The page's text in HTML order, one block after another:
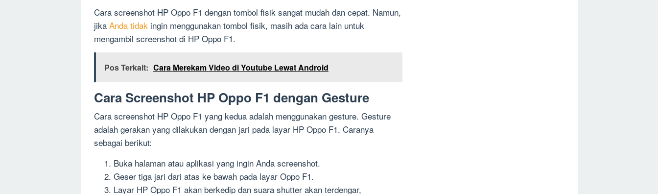
Cara screenshot HP Oppo F1 dengan tombol fisik sangat mudah dan cepat. Namun,
jika Anda tidak ingin menggunakan tombol fisik, masih ada cara lain untuk
mengambil screenshot di HP Oppo F1.
Pos Terkait: Cara Merekam Video di Youtube Lewat Android
Cara Screenshot HP Oppo F1 dengan Gesture
Cara screenshot HP Oppo F1 yang kedua adalah menggunakan gesture. Gesture
adalah gerakan yang dilakukan dengan jari pada layar HP Oppo F1. Caranya
sebagai berikut:
Buka halaman atau aplikasi yang ingin Anda screenshot.
Geser tiga jari dari atas ke bawah pada layar Oppo F1.
Layar HP Oppo F1 akan berkedip dan suara shutter akan terdengar,